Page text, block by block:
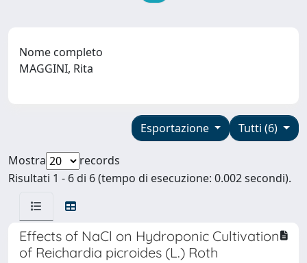
Nome completo
MAGGINI, Rita
Tutti (6)
Esportazione
Mostra
records
Risultati 1 - 6 di 6 (tempo di esecuzione: 0.002 secondi).
Effects of NaCl on Hydroponic Cultivation
of Reichardia picroides (L.) Roth